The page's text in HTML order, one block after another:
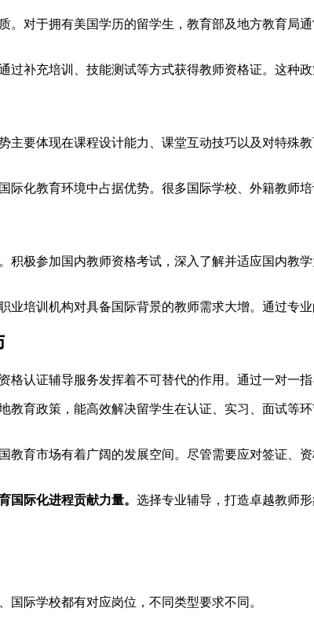
。对于拥有美国学历的留学生，教育部及地方教育局
补充培训、技能测试等方式获得教师资格证。这种
主要体现在课程设计能力、课堂互动技巧以及对特殊
化教育环境中占据优势。很多国际学校、外籍教师培
积极参加国内教师资格考试，深入了解并适应国内教
培训机构对具备国际背景的教师需求大增。通过专
认证辅导服务发挥着不可替代的作用。通过一对一
育政策，能高效解决留学生在认证、实习、面试等
教育市场有着广阔的发展空间。尽管需要应对签证、
国际化进程贡献力量。 选择专业辅导，打造卓越教师形
际学校都有对应岗位，不同类型要求不同。